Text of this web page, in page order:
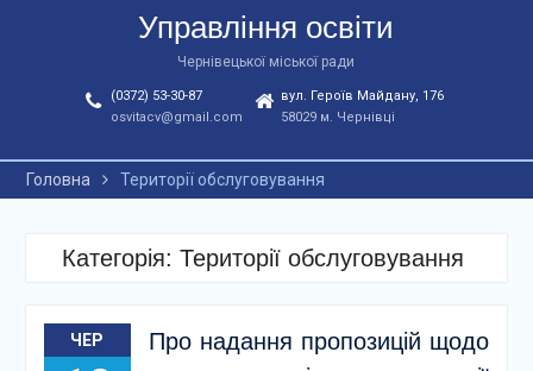
ЗЗСО станом на
01.08.2026 р.
Управління освіти
Чернівецької міської ради
(0372) 53-30-87
osvitacv@gmail.com
вул. Героїв Майдану, 176
58029 м. Чернівці
Головна Території обслуговування
Категорія: Території обслуговування
ЧЕР
Про надання пропозицій щодо